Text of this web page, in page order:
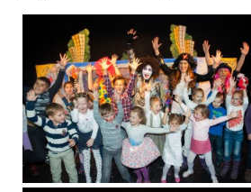
и акционерам
Корпоративное
управление
Корпоративный
секретарь
Раскрытие
информации
Информация
акционерам
Документы